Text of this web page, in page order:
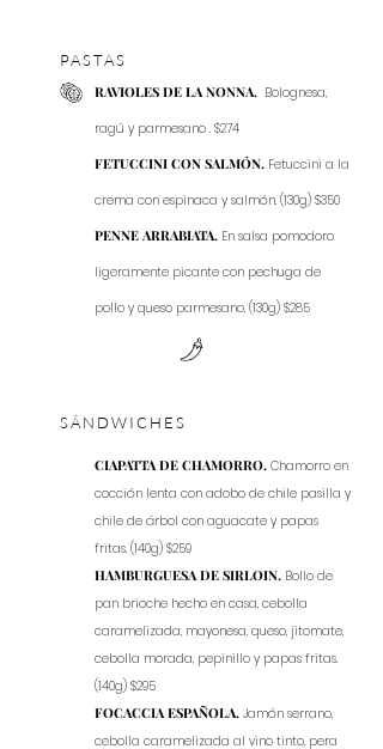
PASTAS
RAVIOLES DE LA NONNA. Bolognesa,
ragú y parmesano . $274
FETUCCINI CON SALMÓN. Fetuccini a la
crema con espinaca y salmón. (130g) $350
PENNE ARRABIATA. En salsa pomodoro
ligeramente picante con pechuga de
pollo y queso parmesano. (130g) $285
SÁNDWICHES
CIAPATTA DE CHAMORRO. Chamorro en
cocción lenta con adobo de chile pasilla y
chile de árbol con aguacate y papas
fritas. (140g) $259
HAMBURGUESA DE SIRLOIN. Bollo de
pan brioche hecho en casa, cebolla
caramelizada, mayonesa, queso, jitomate,
cebolla morada, pepinillo y papas fritas.
(140g) $295
FOCACCIA ESPAÑOLA. Jamón serrano,
cebolla caramelizada al vino tinto, pera